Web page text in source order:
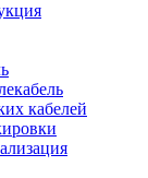
кабелей